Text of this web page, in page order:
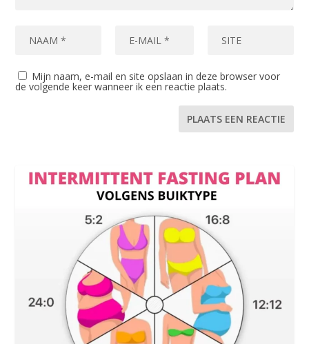
Mijn naam, e-mail en site opslaan in deze browser voor
de volgende keer wanneer ik een reactie plaats.